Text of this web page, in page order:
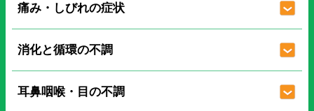
痛み・しびれの症状
消化と循環の不調
耳鼻咽喉・目の不調